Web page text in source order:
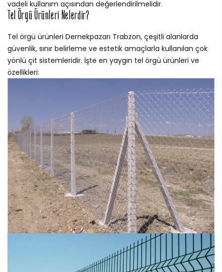
vadeli kullanım açısından değerlendirilmelidir.
Tel Örgü Ürünleri Nelerdir?
Tel örgü ürünleri Dernekpazarı Trabzon, çeşitli alanlarda
güvenlik, sınır belirleme ve estetik amaçlarla kullanılan çok
yönlü çit sistemleridir. İşte en yaygın tel örgü ürünleri ve
özellikleri: